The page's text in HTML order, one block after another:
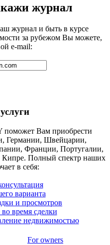
журнал
журнал и быть в курсе
за рубежом Вы можете,
e-mail:
Вам приобрести
Германии, Швейцарии,
Франции, Португалии,
Кипре. Полный спектр наших
в себя:
варианта
и просмотров
время сделки
недвижимостью
For owners